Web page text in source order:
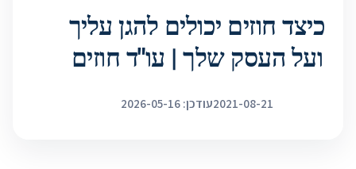
כיצד חוזים יכולים להגן עליך
ועל העסק שלך | עו"ד חוזים
2021-08-21עודכן: 2026-05-16